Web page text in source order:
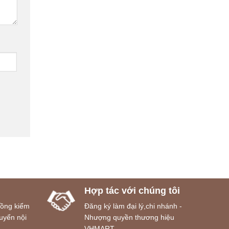
kiểm
nội
Hợp tác với chúng tôi
Đăng ký làm đại lý,chi nhánh -
Nhượng quyền thương hiệu